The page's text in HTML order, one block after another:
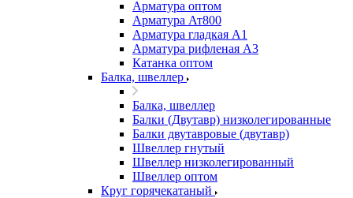
Арматура оптом
Арматура Ат800
Арматура гладкая А1
Арматура рифленая А3
Катанка оптом
Балка, швеллер
Балка, швеллер
Балки (Двутавр) низколегированные
Балки двутавровые (двутавр)
Швеллер гнутый
Швеллер низколегированный
Швеллер оптом
Круг горячекатаный